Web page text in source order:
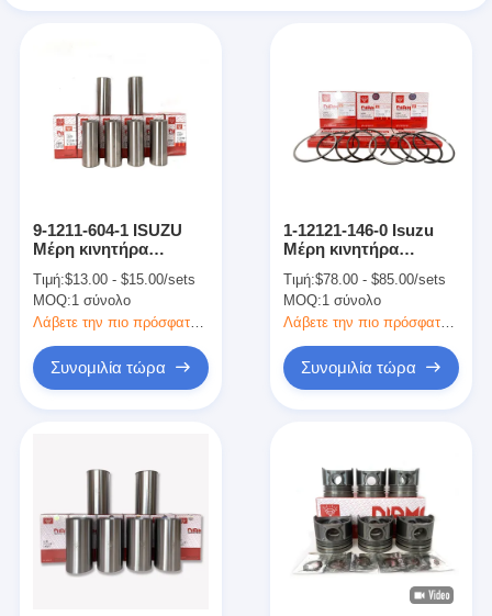
9-1211-604-1 ISUZU
Μέρη κινητήρα
1-1211-574-0 6BG1-4
SL340 ZAX200-3
Τιμή:$13.00 - $15.00/sets
MOQ:1 σύνολο
Λάβετε την πιο πρόσφατη τιμή
Συνομιλία τώρα
1-12121-146-0 Isuzu
Μέρη κινητήρα
έμβολο για 1-1211-574-
0 SH200A3 SL340
ZAX200-3
Τιμή:$78.00 - $85.00/sets
MOQ:1 σύνολο
Συνομιλία τώρα